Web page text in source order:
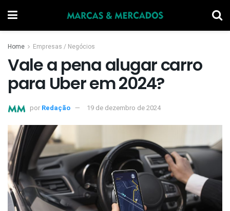
Home Empresas / Negócios
Vale a pena alugar carro
para Uber em 2024?
por Redação 19 de dezembro de 2024